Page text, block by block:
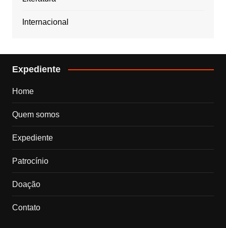
Internacional
Expediente
Home
Quem somos
Expediente
Patrocínio
Doação
Contato